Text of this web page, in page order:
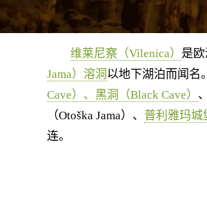
维莱尼察（Vilenica） 是欧
Jama）溶洞 以地下湖泊而闻名
Cave）、黑洞（Black Cave）
（Otoška Jama）、 普利雅玛城
连。